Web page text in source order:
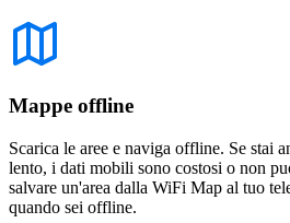
Mappe offline
Scarica le aree e naviga offline. Se stai
lento, i dati mobili sono costosi o non
salvare un'area dalla WiFi Map al tuo
quando sei offline.